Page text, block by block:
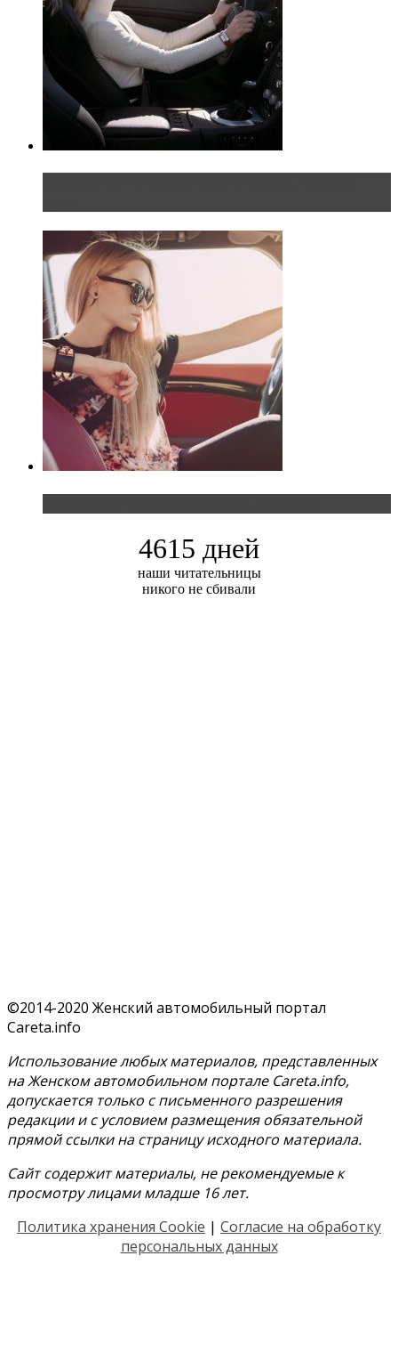
4615 дней
наши читательницы
никого не сбивали
©2014-2020 Женский автомобильный портал
Careta.info
Использование любых материалов, представленных
на Женском автомобильном портале Careta.info,
допускается только с письменного разрешения
редакции и с условием размещения обязательной
прямой ссылки на страницу исходного материала.
Сайт содержит материалы, не рекомендуемые к
просмотру лицами младше 16 лет.
Политика хранения Cookie | Согласие на обработку
персональных данных